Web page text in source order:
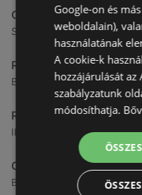
CBA
Somfalvi u. 14., 9400
Reál
Besenyő u. 16., 9400
Reál
Ibolya út 15., 9400 Sopron
CBA
Bánfalvi u. 14, 9400 Sopron
Google-on és
weboldalain),
használatának
A cookie-k
hozzájárulását az
szabályzatunk
módosíthatja.